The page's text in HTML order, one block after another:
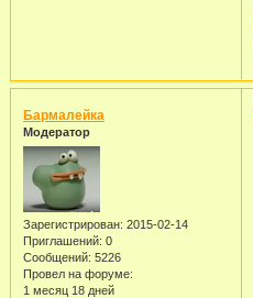
Бармалейка
Модератор
Зарегистрирован: 2015-02-14
Приглашений: 0
Сообщений: 5226
Провел на форуме:
1 месяц 18 дней